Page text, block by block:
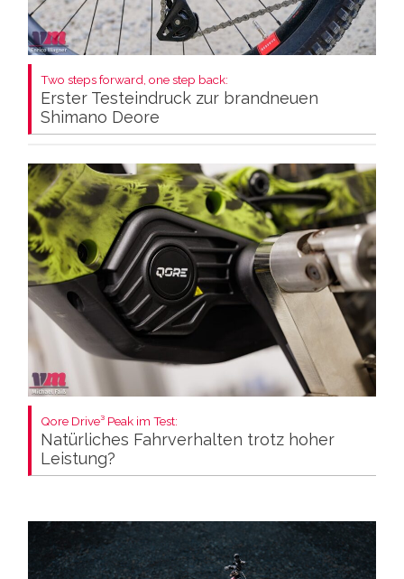
Two steps forward, one step back:
Erster Testeindruck zur brandneuen
Shimano Deore
Qore Drive³ Peak im Test:
Natürliches Fahrverhalten trotz hoher
Leistung?